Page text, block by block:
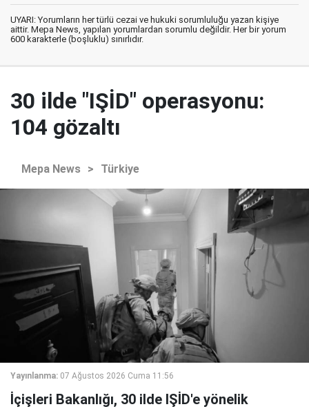
UYARI: Yorumların her türlü cezai ve hukuki sorumluluğu yazan kişiye
aittir. Mepa News, yapılan yorumlardan sorumlu değildir. Her bir yorum
600 karakterle (boşluklu) sınırlıdır.
30 ilde "IŞİD" operasyonu:
104 gözaltı
Mepa News > Türkiye
Yayınlanma: 07 Ağustos 2026 Cuma 11:56
İçişleri Bakanlığı, 30 ilde IŞİD'e yönelik